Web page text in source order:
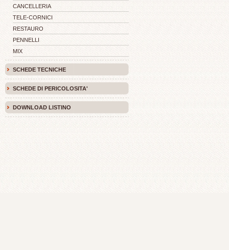
CANCELLERIA
TELE-CORNICI
RESTAURO
PENNELLI
MIX
SCHEDE TECNICHE
SCHEDE DI PERICOLOSITA'
DOWNLOAD LISTINO